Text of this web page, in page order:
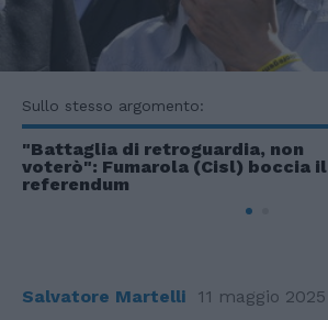
Sullo stesso argomento:
"Battaglia di retroguardia, non
voterò": Fumarola (Cisl) boccia il
referendum
Salvatore Martelli 11 maggio 2025